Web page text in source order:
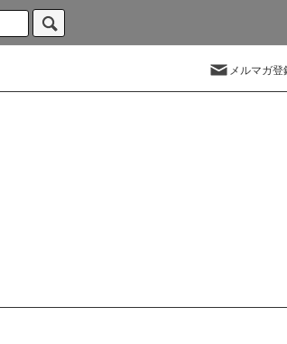
メルマガ登